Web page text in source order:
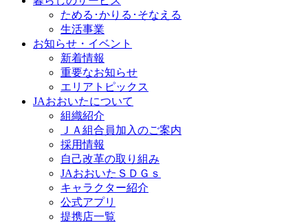
ためる･かりる･そなえる
生活事業
お知らせ・イベント
新着情報
重要なお知らせ
エリアトピックス
JAおおいたについて
組織紹介
ＪＡ組合員加入のご案内
採用情報
自己改革の取り組み
JAおおいたＳＤＧｓ
キャラクター紹介
公式アプリ
提携店一覧